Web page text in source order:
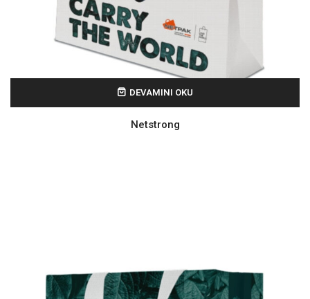
DEVAMINI OKU
Netstrong